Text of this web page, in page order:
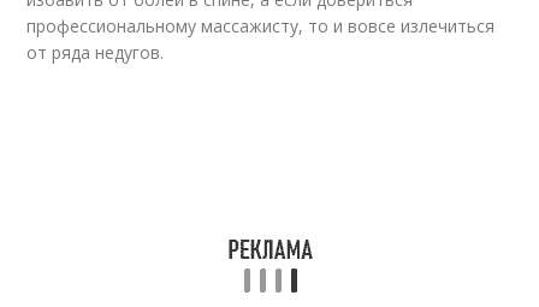
профессиональному массажисту, то и вовсе излечиться
от ряда недугов.